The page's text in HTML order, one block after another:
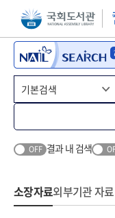
본문 바로가기주메뉴 바로가기
OFF 결과 내 검색
소장자료외부기관 자료